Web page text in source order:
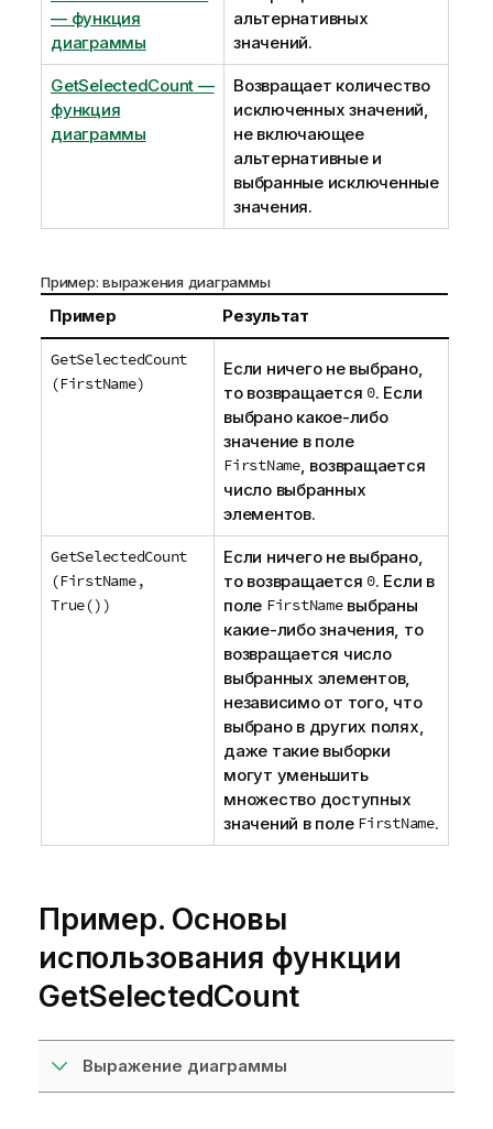
— функция
диаграммы
альтернативных
значений.
GetSelectedCount —
функция
диаграммы
Возвращает количество
исключенных значений,
не включающее
альтернативные и
выбранные исключенные
значения.
Пример: выражения диаграммы
Пример Результат
GetSelectedCount
(FirstName)
Если ничего не выбрано,
то возвращается 0. Если
выбрано какое-либо
значение в поле
FirstName, возвращается
число выбранных
элементов.
GetSelectedCount
(FirstName,
True())
Если ничего не выбрано,
то возвращается 0. Если в
поле FirstNameвыбраны
какие-либо значения, то
возвращается число
выбранных элементов,
независимо от того, что
выбрано в других полях,
даже такие выборки
могут уменьшить
множество доступных
значений в поле FirstName.
Пример. Основы
использования функции
GetSelectedCount
Выражение диаграммы